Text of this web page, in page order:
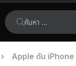
ค้นหา:
Apple ดัน iPhone